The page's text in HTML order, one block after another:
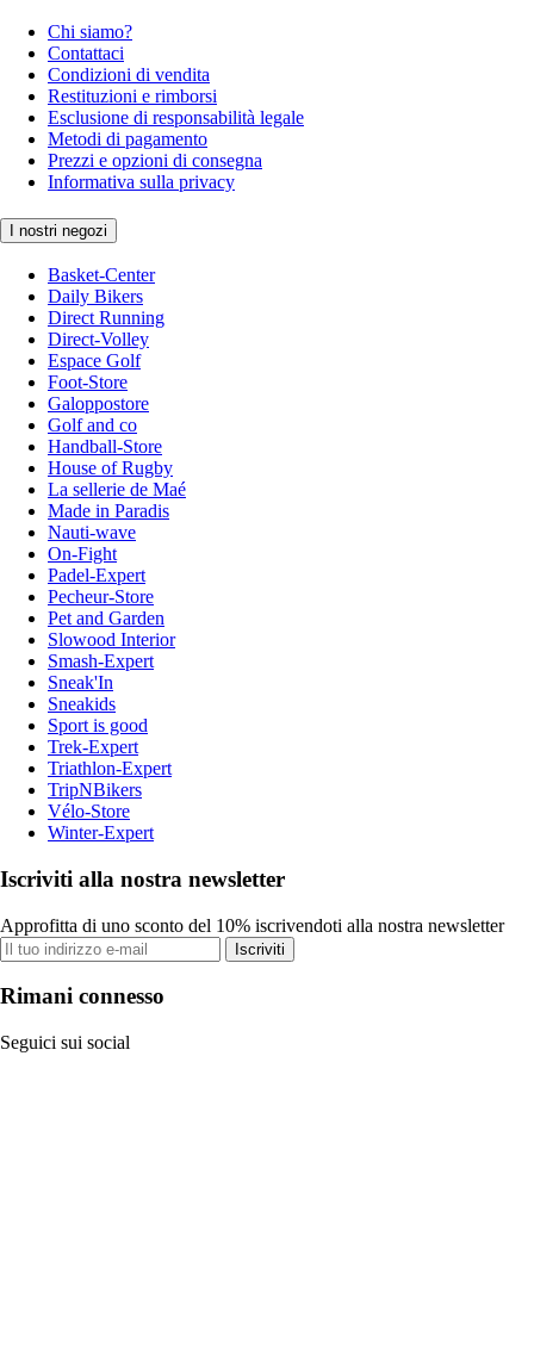
Chi siamo?
Contattaci
Condizioni di vendita
Restituzioni e rimborsi
Esclusione di responsabilità legale
Metodi di pagamento
Prezzi e opzioni di consegna
Informativa sulla privacy
I nostri negozi
Basket-Center
Daily Bikers
Direct Running
Direct-Volley
Espace Golf
Foot-Store
Galoppostore
Golf and co
Handball-Store
House of Rugby
La sellerie de Maé
Made in Paradis
Nauti-wave
On-Fight
Padel-Expert
Pecheur-Store
Pet and Garden
Slowood Interior
Smash-Expert
Sneak'In
Sneakids
Sport is good
Trek-Expert
Triathlon-Expert
TripNBikers
Vélo-Store
Winter-Expert
Iscriviti alla nostra newsletter
Approfitta di uno sconto del 10% iscrivendoti alla nostra newsletter
Iscriviti
Rimani connesso
Seguici sui social